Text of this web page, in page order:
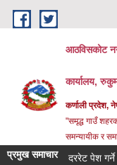
Skip to main content
आठविसकोट
कार्यालय,
कर्णाली प्रदेश,
"समृद्ध गाउँ
समन्यायीक र
प्रमुख समाचारदररेट पेश गर्ने